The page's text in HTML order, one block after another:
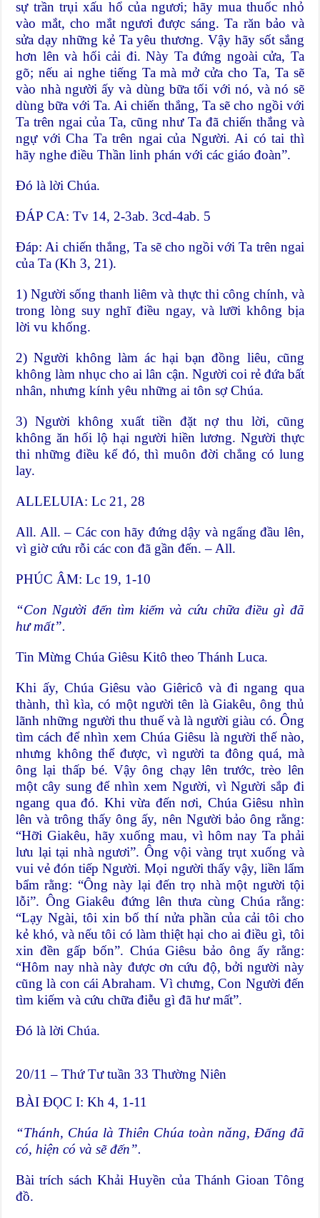
sự trần trụi xấu hổ của ngươi; hãy mua thuốc nhỏ
vào mắt, cho mắt ngươi được sáng. Ta răn bảo và
sửa dạy những kẻ Ta yêu thương. Vậy hãy sốt sắng
hơn lên và hối cải đi. Này Ta đứng ngoài cửa, Ta
gõ; nếu ai nghe tiếng Ta mà mở cửa cho Ta, Ta sẽ
vào nhà người ấy và dùng bữa tối với nó, và nó sẽ
dùng bữa với Ta. Ai chiến thắng, Ta sẽ cho ngồi với
Ta trên ngai của Ta, cũng như Ta đã chiến thắng và
ngự với Cha Ta trên ngai của Người. Ai có tai thì
hãy nghe điều Thần linh phán với các giáo đoàn”.
Ðó là lời Chúa.
ĐÁP CA: Tv 14, 2-3ab. 3cd-4ab. 5
Ðáp: Ai chiến thắng, Ta sẽ cho ngồi với Ta trên ngai
của Ta (Kh 3, 21).
1) Người sống thanh liêm và thực thi công chính, và
trong lòng suy nghĩ điều ngay, và lưỡi không bịa
lời vu khống.
2) Người không làm ác hại bạn đồng liêu, cũng
không làm nhục cho ai lân cận. Người coi rẻ đứa bất
nhân, nhưng kính yêu những ai tôn sợ Chúa.
3) Người không xuất tiền đặt nợ thu lời, cũng
không ăn hối lộ hại người hiền lương. Người thực
thi những điều kể đó, thì muôn đời chẳng có lung
lay.
ALLELUIA: Lc 21, 28
All. All. – Các con hãy đứng dậy và ngẩng đầu lên,
vì giờ cứu rỗi các con đã gần đến. – All.
PHÚC ÂM: Lc 19, 1-10
“Con Người đến tìm kiếm và cứu chữa điều gì đã
hư mất”.
Tin Mừng Chúa Giêsu Kitô theo Thánh Luca.
Khi ấy, Chúa Giêsu vào Giêricô và đi ngang qua
thành, thì kìa, có một người tên là Giakêu, ông thủ
lãnh những người thu thuế và là người giàu có. Ông
tìm cách để nhìn xem Chúa Giêsu là người thế nào,
nhưng không thể được, vì người ta đông quá, mà
ông lại thấp bé. Vậy ông chạy lên trước, trèo lên
một cây sung để nhìn xem Người, vì Người sắp đi
ngang qua đó. Khi vừa đến nơi, Chúa Giêsu nhìn
lên và trông thấy ông ấy, nên Người bảo ông rằng:
“Hỡi Giakêu, hãy xuống mau, vì hôm nay Ta phải
lưu lại tại nhà ngươi”. Ông vội vàng trụt xuống và
vui vẻ đón tiếp Người. Mọi người thấy vậy, liền lẩm
bẩm rằng: “Ông này lại đến trọ nhà một người tội
lỗi”. Ông Giakêu đứng lên thưa cùng Chúa rằng:
“Lạy Ngài, tôi xin bố thí nửa phần của cải tôi cho
kẻ khó, và nếu tôi có làm thiệt hại cho ai điều gì, tôi
xin đền gấp bốn”. Chúa Giêsu bảo ông ấy rằng:
“Hôm nay nhà này được ơn cứu độ, bởi người này
cũng là con cái Abraham. Vì chưng, Con Người đến
tìm kiếm và cứu chữa điễu gì đã hư mất”.
Ðó là lời Chúa.
20/11 – Thứ Tư tuần 33 Thường Niên
BÀI ĐỌC I: Kh 4, 1-11
“Thánh, Chúa là Thiên Chúa toàn năng, Đấng đã
có, hiện có và sẽ đến”.
Bài trích sách Khải Huyền của Thánh Gioan Tông
đồ.